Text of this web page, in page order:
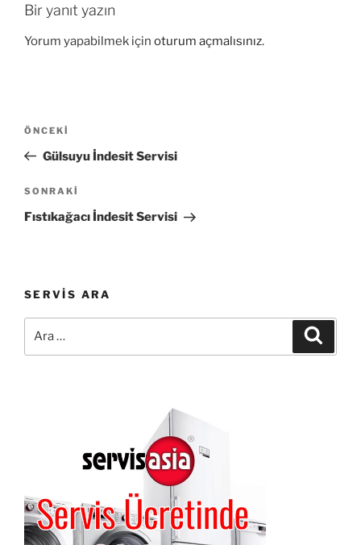
Bir yanıt yazın
Yorum yapabilmek için oturum açmalısınız.
Yazı
gezinmesi
Önceki
Yazı
ÖNCEKI
Gülsuyu İndesit Servisi
Sonraki
Yazı
SONRAKI
Fıstıkağacı İndesit Servisi
SERVIS ARA